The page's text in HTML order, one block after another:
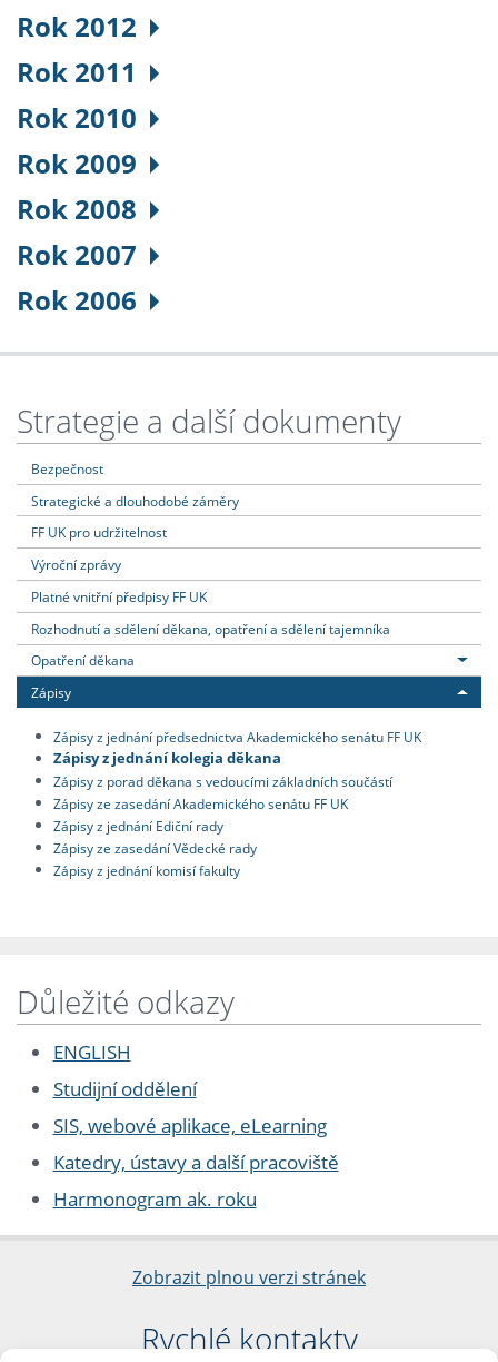
Rok 2012
Rok 2011
Rok 2010
Rok 2009
Rok 2008
Rok 2007
Rok 2006
Strategie a další dokumenty
Bezpečnost
Strategické a dlouhodobé záměry
FF UK pro udržitelnost
Výroční zprávy
Platné vnitřní předpisy FF UK
Rozhodnutí a sdělení děkana, opatření a sdělení tajemníka
Opatření děkana
Zápisy
Zápisy z jednání předsednictva Akademického senátu FF UK
Zápisy z jednání kolegia děkana
Zápisy z porad děkana s vedoucími základních součástí
Zápisy ze zasedání Akademického senátu FF UK
Zápisy z jednání Ediční rady
Zápisy ze zasedání Vědecké rady
Zápisy z jednání komisí fakulty
Důležité odkazy
ENGLISH
Studijní oddělení
SIS, webové aplikace, eLearning
Katedry, ústavy a další pracoviště
Harmonogram ak. roku
Zobrazit plnou verzi stránek
Rychlé kontakty